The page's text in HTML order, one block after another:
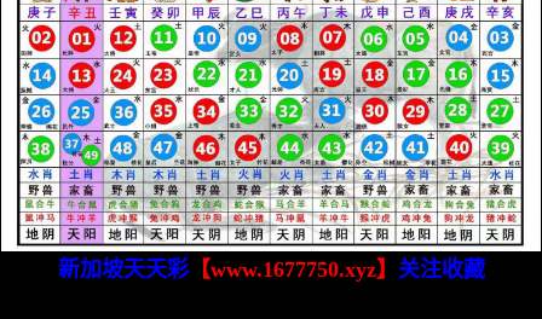
新加坡天天彩【www.1677750.xyz】 关注收藏